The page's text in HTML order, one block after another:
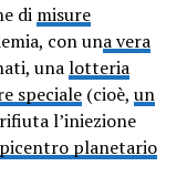
di misure
con una vera
unalotteria
speciale (cioè, un
l’iniezione
planetario